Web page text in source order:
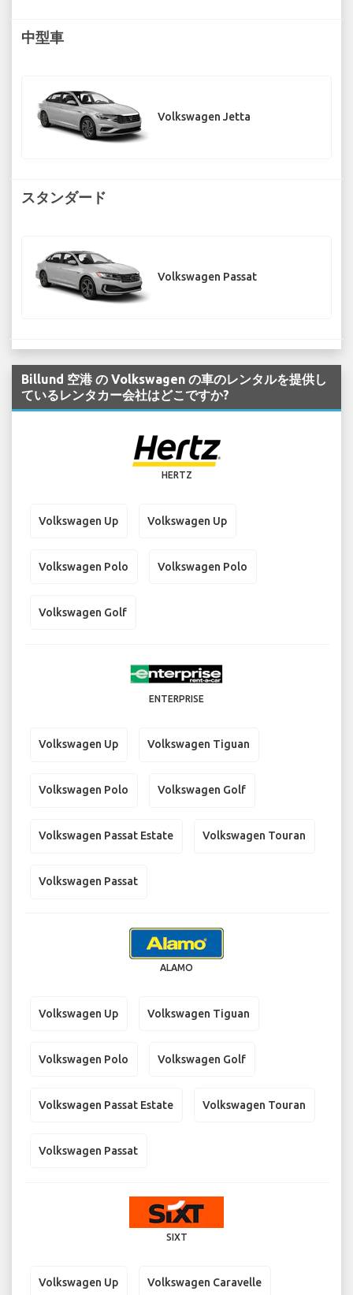
中型車
Volkswagen Jetta
スタンダード
Volkswagen Passat
Billund 空港 の Volkswagen の車のレンタルを提供し
ているレンタカー会社はどこですか?
HERTZ
Volkswagen Up Volkswagen Up
Volkswagen Polo Volkswagen Polo
Volkswagen Golf
ENTERPRISE
Volkswagen Up Volkswagen Tiguan
Volkswagen Polo Volkswagen Golf
Volkswagen Passat Estate Volkswagen Touran
Volkswagen Passat
ALAMO
Volkswagen Up Volkswagen Tiguan
Volkswagen Polo Volkswagen Golf
Volkswagen Passat Estate Volkswagen Touran
Volkswagen Passat
SIXT
Volkswagen Up Volkswagen Caravelle